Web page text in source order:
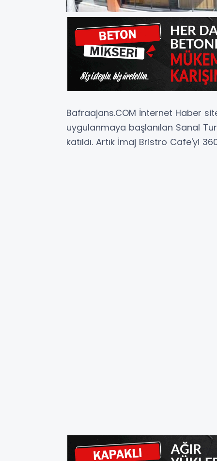
Bafraajans.COM İnternet Haber
uygulanmaya başlanılan Sanal
katıldı. Artık İmaj Bristro Cafe'yi